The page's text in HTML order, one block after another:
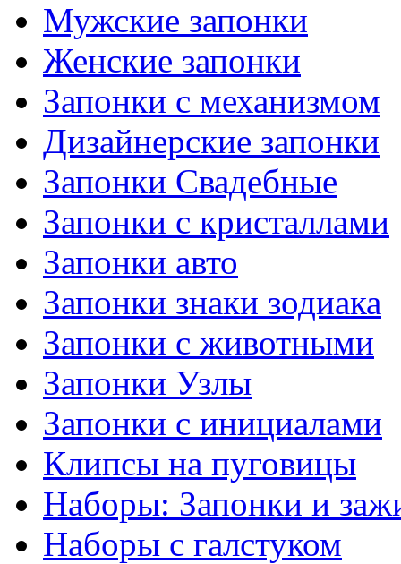
Мужские запонки
Женские запонки
Запонки с механизмом
Дизайнерские запонки
Запонки Свадебные
Запонки с кристаллами
Запонки авто
Запонки знаки зодиака
Запонки с животными
Запонки Узлы
Запонки с инициалами
Клипсы на пуговицы
Наборы: Запонки и
Наборы с галстуком